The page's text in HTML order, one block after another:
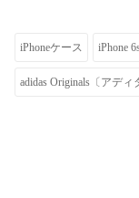
iPhoneケース iPhone
adidas Originals〔アディ